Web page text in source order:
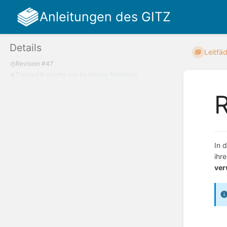
Anleitungen des GITZ
Details
Revision #47
Marion Schlösser
In